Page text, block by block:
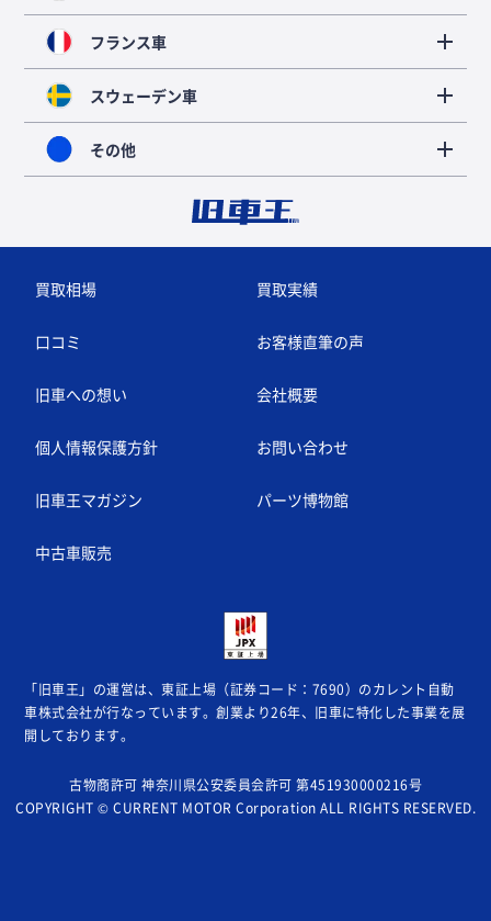
フランス車
スウェーデン車
その他
買取相場 買取実績
口コミ お客様直筆の声
旧車への想い 会社概要
個人情報保護方針 お問い合わせ
旧車王マガジン パーツ博物館
中古車販売
「旧車王」の運営は、東証上場（証券コード：7690）のカレント自動
車株式会社が行なっています。創業より26年、旧車に特化した事業を展
開しております。
古物商許可 神奈川県公安委員会許可 第451930000216号
COPYRIGHT © CURRENT MOTOR Corporation ALL RIGHTS RESERVED.